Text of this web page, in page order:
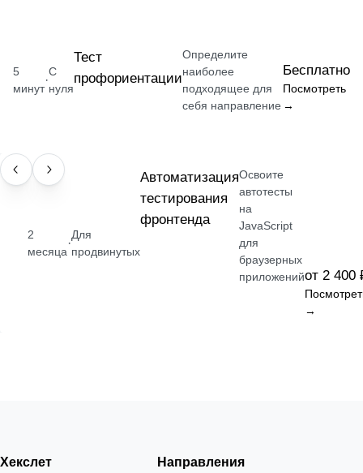
5
минут
·
С
нуля
Тест
профориентации
Определите
наиболее
подходящее для
себя направление
Бесплатно
Посмотреть
→
НАВЫК
2
месяца
·
Для
продвинутых
Автоматизация
тестирования
фронтенда
Освоите
автотесты
на
JavaScript
для
браузерных
приложенийот 2 400
→
Хекслет Направления